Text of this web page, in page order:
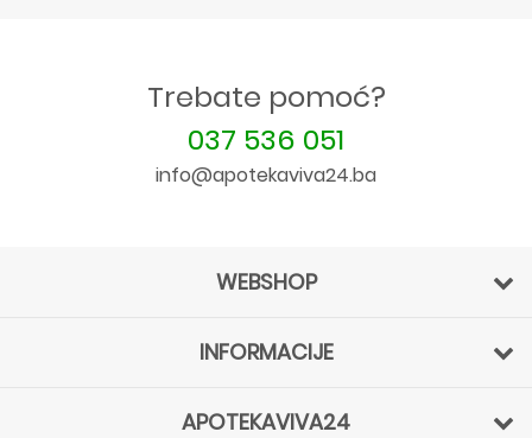
Trebate pomoć?
037 536 051
info@apotekaviva24.ba
WEBSHOP
INFORMACIJE
APOTEKAVIVA24